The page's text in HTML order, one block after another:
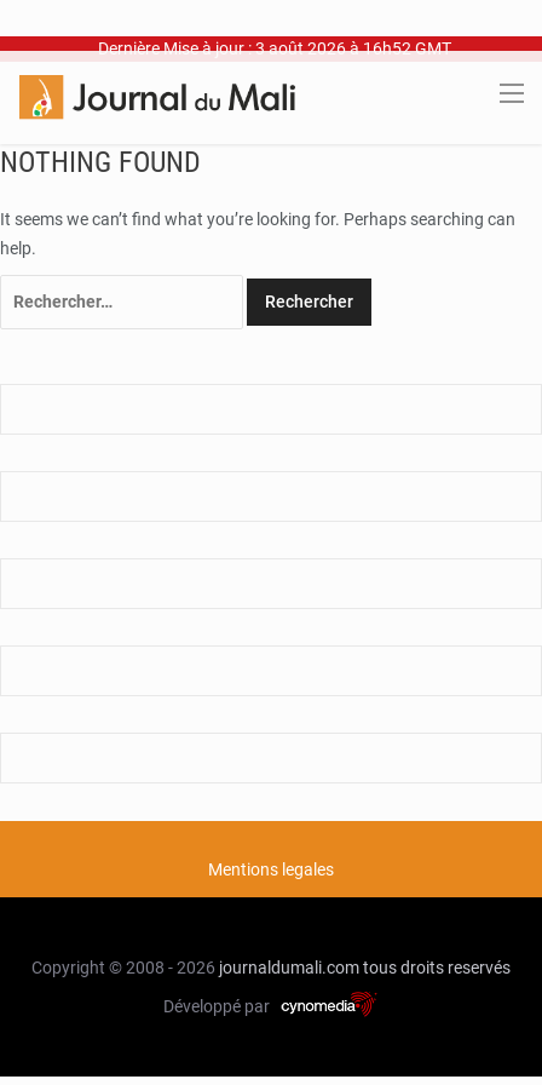
Dernière Mise à jour : 3 août 2026 à 16h52 GMT
NOTHING FOUND
It seems we can’t find what you’re looking for. Perhaps searching can
help.
Mentions legales
Copyright © 2008 - 2026 journaldumali.comtous droits reservés
Développé par